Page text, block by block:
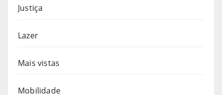
Justiça
Lazer
Mais vistas
Mobilidade